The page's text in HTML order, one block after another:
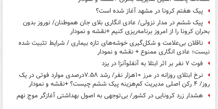
پیک هفتم کرونا در مشهد آغاز شده است؟
پیک ششم در مدار نزولی/ عادی انگاری بلای جان هموطنان/ نوروز بدون
بحران کرونا را از امروز برنامه‌ریزی کنیم +نقشه و نمودار
ناقلان بی‌علامت و شکل‌گیری خوشه‌های تازه بیماری / شرایط تثبیت‌ شده
نیست؛ عادی انگاری ممنوع + نقشه و نمودار
فوت ۷ نفر بر اثر ابتلا به آنفلوآنزا در یزد
نرخ ابتلای روزانه در مرز ۱۰هزار نفر/ رشد ۷.۵۸درصدی موارد فوتی در یک
روز/ ۴ رکن اصلی مدیریت کم‌هزینه پیک ششم چیست؟ +نقشه و نمودار
هشدار زرد کرونایی در کشور/ بی‌توجهی به اصول بهداشتی آغازگر موج نهم